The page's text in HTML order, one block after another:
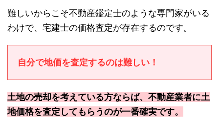
難しいからこそ不動産鑑定士のような専門家がいる
わけで、宅建士の価格査定が存在するのです。
自分で地価を査定するのは難しい！
土地の売却を考えている方ならば、不動産業者に土
地価格を査定してもらうのが一番確実です。